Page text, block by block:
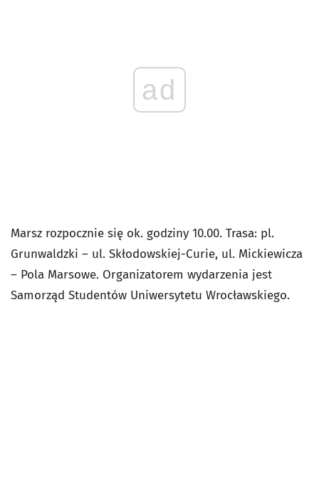
ad
Marsz rozpocznie się ok. godziny 10.00. Trasa: pl.
Grunwaldzki – ul. Skłodowskiej-Curie, ul. Mickiewicza
– Pola Marsowe. Organizatorem wydarzenia jest
Samorząd Studentów Uniwersytetu Wrocławskiego.